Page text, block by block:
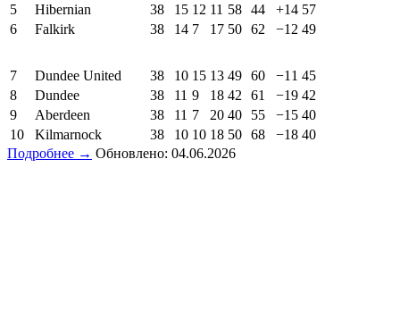
5
Hibernian 38 15 12 11 58 44 +14 57
6
Falkirk 38 14 7 17 50 62 −12 49
7 Dundee United 38 10 15 13 49 60 −11 45
8
Dundee 38 11 9 18 42 61 −19 42
9
Aberdeen 38 11 7 20 40 55 −15 40
10
Kilmarnock 38 10 10 18 50 68 −18 40
Подробнее → Обновлено: 04.06.2026